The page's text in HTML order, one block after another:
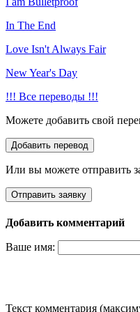
In The End
Love Isn't Always Fair
New Year's Day
!!! Все переводы !!!
Можете добавить свой
Или вы можете отправить
Добавить комментарий
Ваше имя:
Текст комментария